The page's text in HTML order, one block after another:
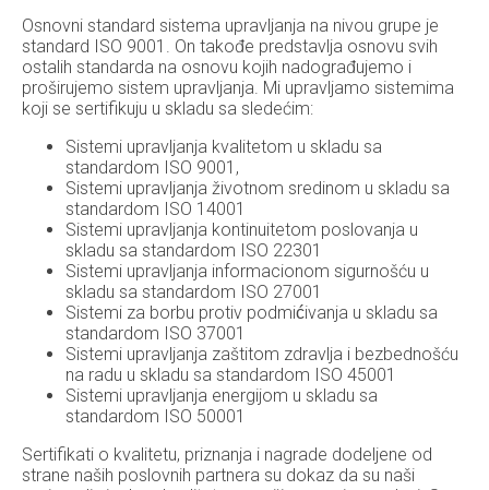
Osnovni standard sistema upravljanja na nivou grupe je
standard ISO 9001. On takođe predstavlja osnovu svih
ostalih standarda na osnovu kojih nadograđujemo i
proširujemo sistem upravljanja. Mi upravljamo sistemima
koji se sertifikuju u skladu sa sledećim:
Sistemi upravljanja kvalitetom u skladu sa
standardom ISO 9001,
Sistemi upravljanja životnom sredinom u skladu sa
standardom ISO 14001
Sistemi upravljanja kontinuitetom poslovanja u
skladu sa standardom ISO 22301
Sistemi upravljanja informacionom sigurnošću u
skladu sa standardom ISO 27001
Sistemi za borbu protiv podmićivanja u skladu sa
standardom ISO 37001
Sistemi upravljanja zaštitom zdravlja i bezbednošću
na radu u skladu sa standardom ISO 45001
Sistemi upravljanja energijom u skladu sa
standardom ISO 50001
Sertifikati o kvalitetu, priznanja i nagrade dodeljene od
strane naših poslovnih partnera su dokaz da su naši